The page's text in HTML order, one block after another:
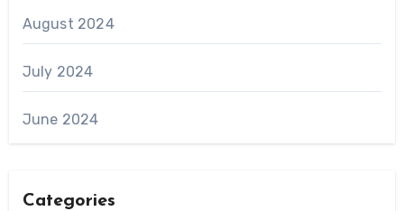
August 2024
July 2024
June 2024
Categories